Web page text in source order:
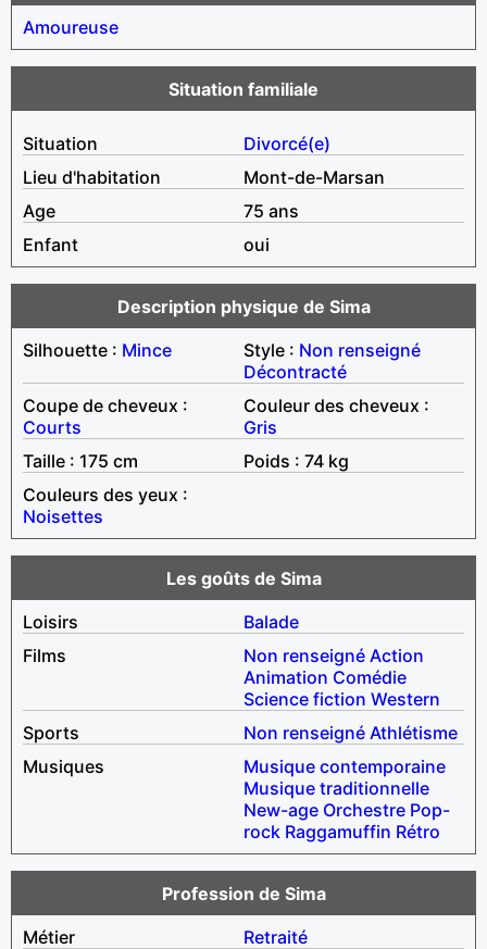
Amoureuse
Situation familiale
Situation
Divorcé(e)
Lieu d'habitation
Mont-de-Marsan
Age
75 ans
Enfant
oui
Description physique de Sima
Silhouette : Mince Style : Non renseigné
Décontracté
Coupe de cheveux :
Courts
Couleur des cheveux :
Gris
Taille : 175 cm
Poids : 74 kg
Couleurs des yeux :
Noisettes
Les goûts de Sima
Loisirs
Balade
Films
Non renseigné Action
Animation Comédie
Science fiction Western
Sports
Non renseigné Athlétisme
Musiques
Musique contemporaine
Musique traditionnelle
New-age Orchestre Pop-
rock Raggamuffin Rétro
Profession de Sima
Métier
Retraité